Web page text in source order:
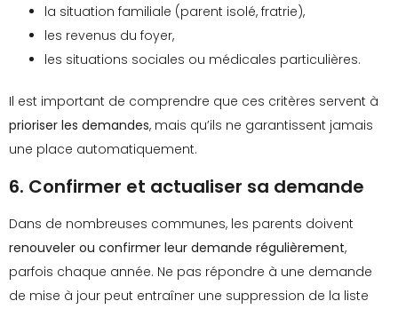
la situation familiale (parent isolé, fratrie),
les revenus du foyer,
les situations sociales ou médicales particulières.
Il est important de comprendre que ces critères servent à
prioriser les demandes, mais qu’ils ne garantissent jamais
une place automatiquement.
6. Confirmer et actualiser sa demande
Dans de nombreuses communes, les parents doivent
renouveler ou confirmer leur demande régulièrement,
parfois chaque année. Ne pas répondre à une demande
de mise à jour peut entraîner une suppression de la liste